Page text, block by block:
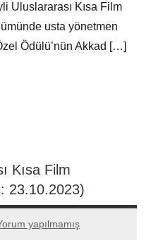
Uluslararası Kısa Film
usta yönetmen
Ödülü’nün Akkad […]
Kısa Film
23.10.2023)
yapılmamış